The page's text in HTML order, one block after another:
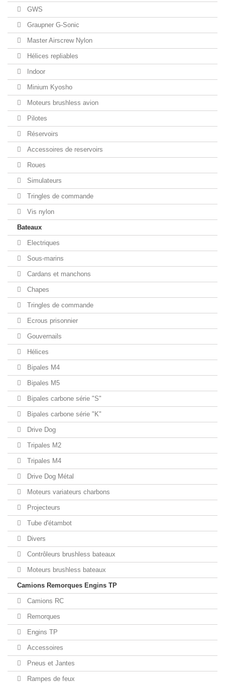
GWS
Graupner G-Sonic
Master Airscrew Nylon
Hélices repliables
Indoor
Minium Kyosho
Moteurs brushless avion
Pilotes
Réservoirs
Accessoires de reservoirs
Roues
Simulateurs
Tringles de commande
Vis nylon
Bateaux
Electriques
Sous-marins
Cardans et manchons
Chapes
Tringles de commande
Ecrous prisonnier
Gouvernails
Hélices
Bipales M4
Bipales M5
Bipales carbone série "S"
Bipales carbone série "K"
Drive Dog
Tripales M2
Tripales M4
Drive Dog Métal
Moteurs variateurs charbons
Projecteurs
Tube d'étambot
Divers
Contrôleurs brushless bateaux
Moteurs brushless bateaux
Camions Remorques Engins TP
Camions RC
Remorques
Engins TP
Accessoires
Pneus et Jantes
Rampes de feux